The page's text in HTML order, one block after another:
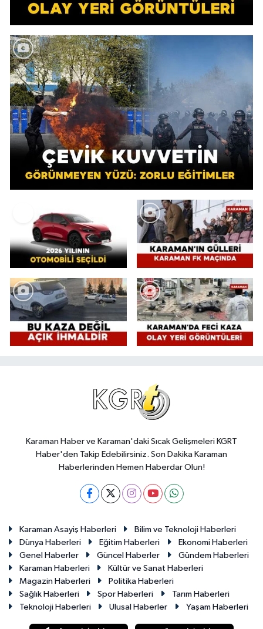
Karaman Haber ve Karaman'daki Sıcak Gelişmeleri KGRT
Haber'den Takip Edebilirsiniz. Son Dakika Karaman
Haberlerinden Hemen Haberdar Olun!
Karaman Asayiş Haberleri
Bilim ve Teknoloji Haberleri
Dünya Haberleri
Eğitim Haberleri
Ekonomi Haberleri
Genel Haberler
Güncel Haberler
Gündem Haberleri
Karaman Haberleri
Kültür ve Sanat Haberleri
Magazin Haberleri
Politika Haberleri
Sağlık Haberleri
Spor Haberleri
Tarım Haberleri
Teknoloji Haberleri
Ulusal Haberler Yaşam Haberleri